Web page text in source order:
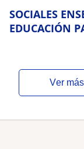
SOCIALES
EDUCACIÓN
ver más